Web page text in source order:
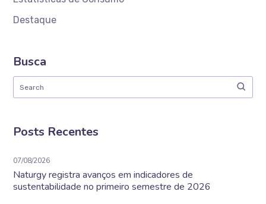
Destaque
Busca
Posts Recentes
07/08/2026
Naturgy registra avanços em indicadores de
sustentabilidade no primeiro semestre de 2026